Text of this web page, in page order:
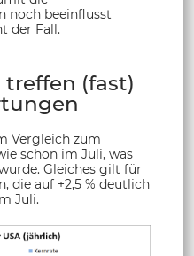
noch beeinflusst
der Fall.
(fast)
Vergleich zum
schon im Juli, was
Gleiches gilt für
die auf +2,5 % deutlich
Juli.